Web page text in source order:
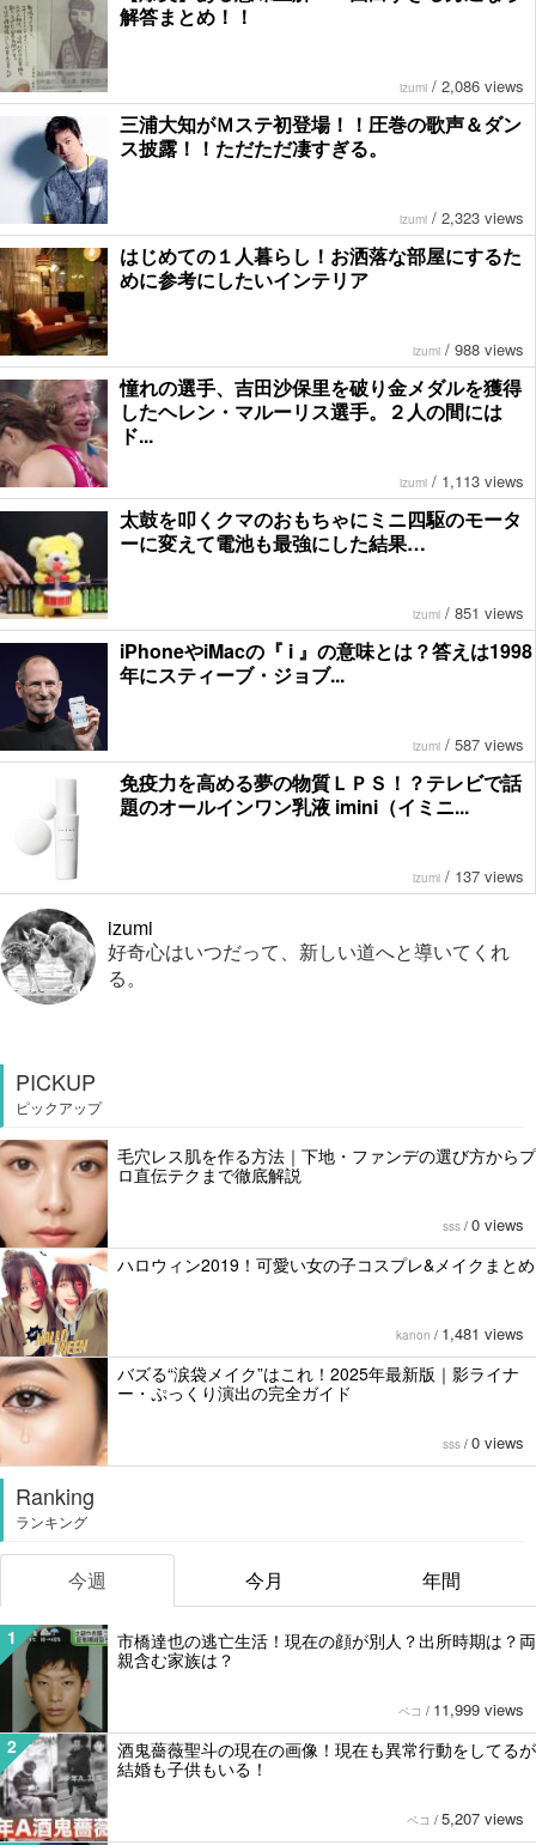
解答まとめ！！
izumi / 2,086 views
三浦大知がＭステ初登場！！圧巻の歌声＆ダン
ス披露！！ただただ凄すぎる。
izumi / 2,323 views
はじめての１人暮らし！お洒落な部屋にするた
めに参考にしたいインテリア
izumi / 988 views
憧れの選手、吉田沙保里を破り金メダルを獲得
したヘレン・マルーリス選手。２人の間には
ド...
izumi / 1,113 views
太鼓を叩くクマのおもちゃにミニ四駆のモータ
ーに変えて電池も最強にした結果…
izumi / 851 views
iPhoneやiMacの『 i 』の意味とは？答えは1998
年にスティーブ・ジョブ...
izumi / 587 views
免疫力を高める夢の物質ＬＰＳ！？テレビで話
題のオールインワン乳液 imini（イミニ...
izumi / 137 views
izumi
好奇心はいつだって、新しい道へと導いてくれ
る。
PICKUP
ピックアップ
毛穴レス肌を作る方法｜下地・ファンデの選び方からプ
ロ直伝テクまで徹底解説
sss / 0 views
ハロウィン2019！可愛い女の子コスプレ&メイクまとめ
kanon / 1,481 views
バズる“涙袋メイク”はこれ！2025年最新版｜影ライナ
ー・ぷっくり演出の完全ガイド
sss / 0 views
Ranking
ランキング
今週 今月 年間
1
市橋達也の逃亡生活！現在の顔が別人？出所時期は？両
親含む家族は？
ペコ / 11,999 views
2
酒鬼薔薇聖斗の現在の画像！現在も異常行動をしてるが
結婚も子供もいる！
ペコ / 5,207 views